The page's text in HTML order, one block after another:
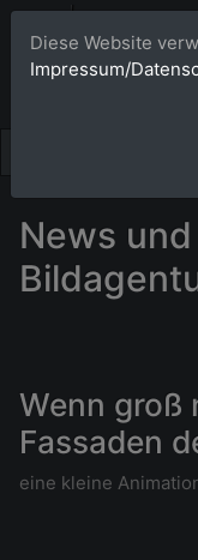
News
Wenn groß
Fassaden
eine kleine
Diese Website
Impressum/